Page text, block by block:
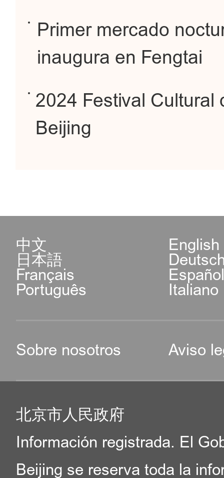
Primer mercado
inaugura en Fengtai
2024 Festival Cultural
Beijing
中文 English
日本語
Français
Português Italiano
Sobre nosotros Aviso
北京市人民政府
Información registrada. El
Beijing se reserva toda la